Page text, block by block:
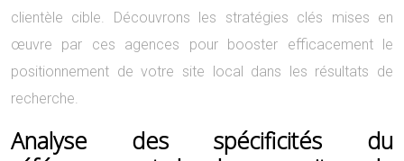
clientèle cible. Découvrons les stratégies clés mises en
œuvre par ces agences pour booster efficacement le
positionnement de votre site local dans les résultats de
recherche.
Analyse des spécificités du